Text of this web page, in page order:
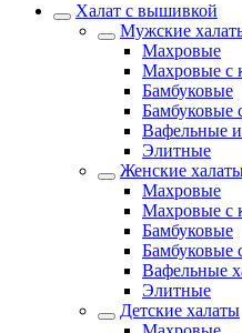
Халат с вышивкой
Мужские
Махровые
Махровые с
Бамбуковые
Вафельные
Элитные
Женские
Махровые
Махровые с
Бамбуковые
Вафельные
Элитные
Детские халаты